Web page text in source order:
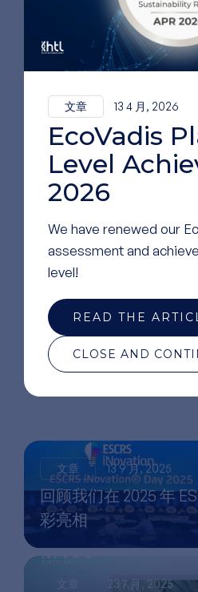
文章 13 4 月, 2026
EcoVadis
Level
2026
We have renewed our
assessment and
level!
READ THE
CLOSE AND
阅读 更多
文章 13 9 月, 2025
回顾我们在 2025 年
彩亮相
文章 23 7 月, 2025